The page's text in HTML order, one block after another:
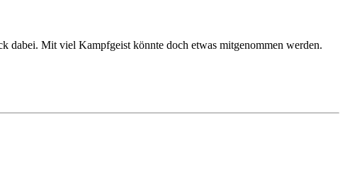
dabei. Mit viel Kampfgeist könnte doch etwas mitgenommen werden.